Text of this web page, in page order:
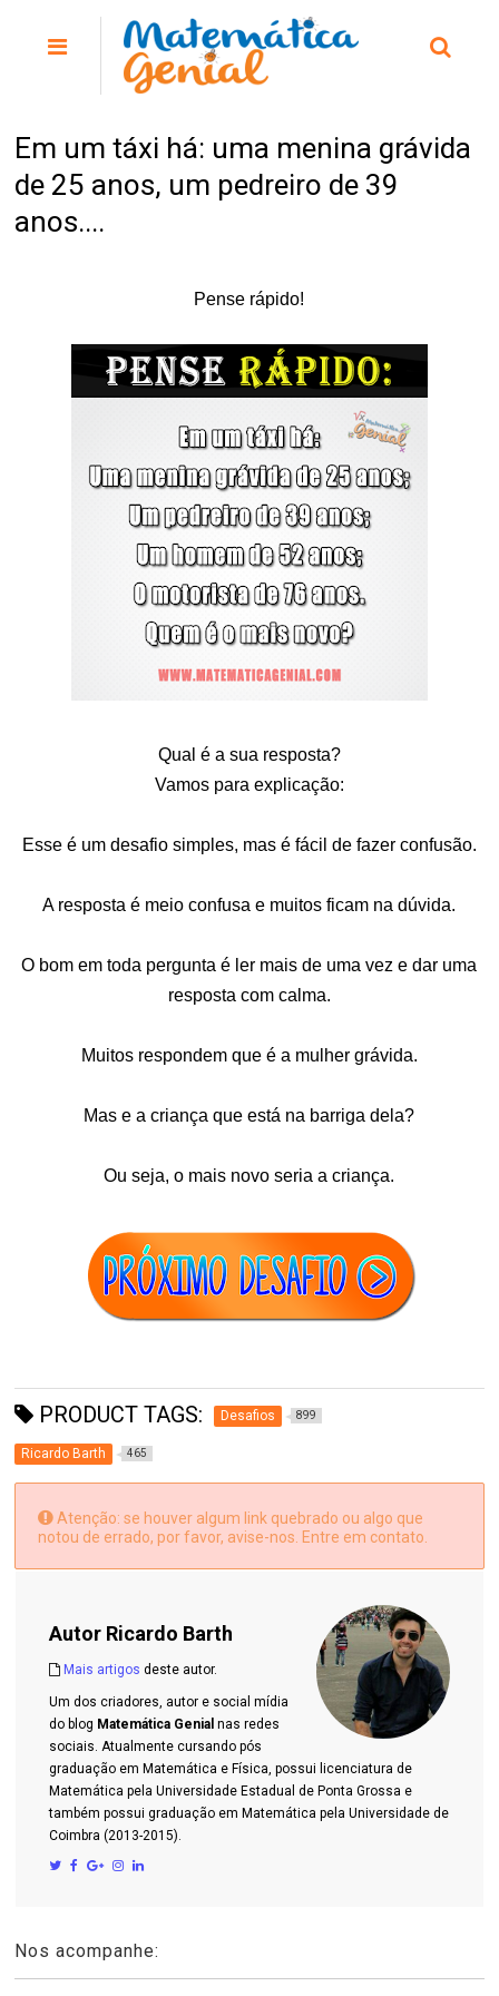
Em um táxi há: uma menina grávida
de 25 anos, um pedreiro de 39
anos....
Pense rápido!
Qual é a sua resposta?
Vamos para explicação:
Esse é um desafio simples, mas é fácil de fazer confusão.
A resposta é meio confusa e muitos ficam na dúvida.
O bom em toda pergunta é ler mais de uma vez e dar uma
resposta com calma.
Muitos respondem que é a mulher grávida.
Mas e a criança que está na barriga dela?
Ou seja, o mais novo seria a criança.
PRODUCT TAGS: Desafios 899
Ricardo Barth 465
Atenção: se houver algum link quebrado ou algo que
notou de errado, por favor, avise-nos. Entre em contato.
Autor Ricardo Barth
Mais artigos deste autor.
Um dos criadores, autor e social mídia
do blog Matemática Genial nas redes
sociais. Atualmente cursando pós
graduação em Matemática e Física, possui licenciatura de
Matemática pela Universidade Estadual de Ponta Grossa e
também possui graduação em Matemática pela Universidade de
Coimbra (2013-2015).
Nos acompanhe: